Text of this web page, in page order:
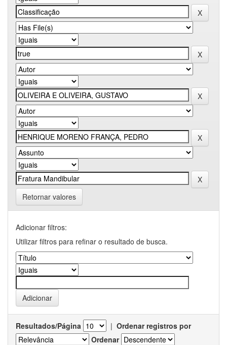
Retornar valores
Adicionar filtros:
Utilizar filtros para refinar o resultado de busca.
Resultados/Página | Ordenar registros por
Ordenar